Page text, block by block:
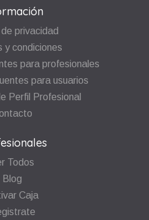
privacidad
y condiciones
para profesionales
para usuarios
Perfil Profesional
Todos
Blog
Caja